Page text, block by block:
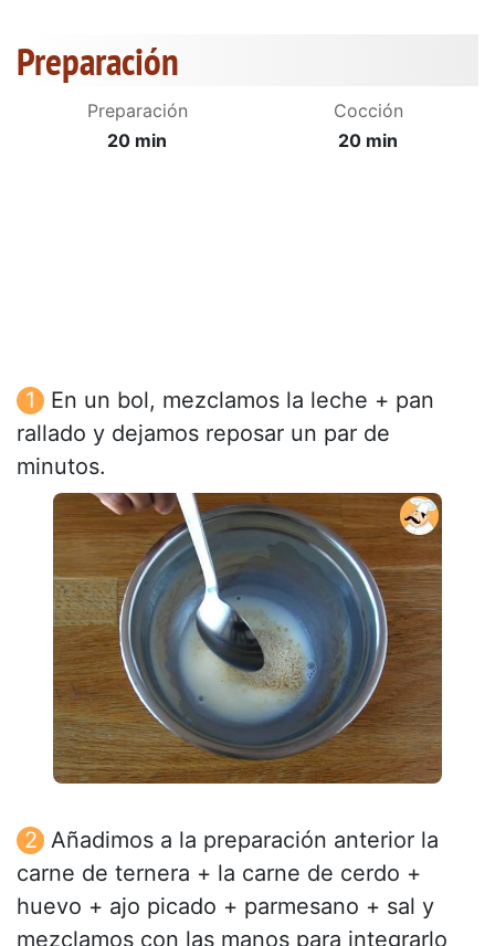
Preparación
Preparación
20 min
Cocción
20 min
En un bol, mezclamos la leche + pan
rallado y dejamos reposar un par de
minutos.
Añadimos a la preparación anterior la
carne de ternera + la carne de cerdo +
huevo + ajo picado + parmesano + sal y
mezclamos con las manos para integrarlo